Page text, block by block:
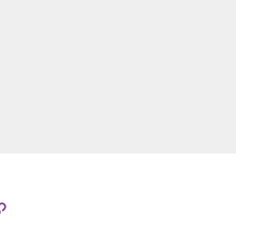
Facebook
sur LinkedIn